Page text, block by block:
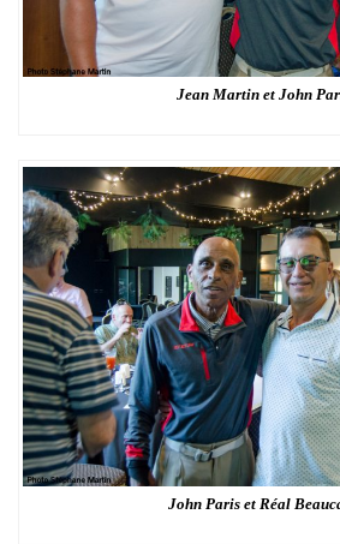
Jean Martin et John
John Paris et Réal